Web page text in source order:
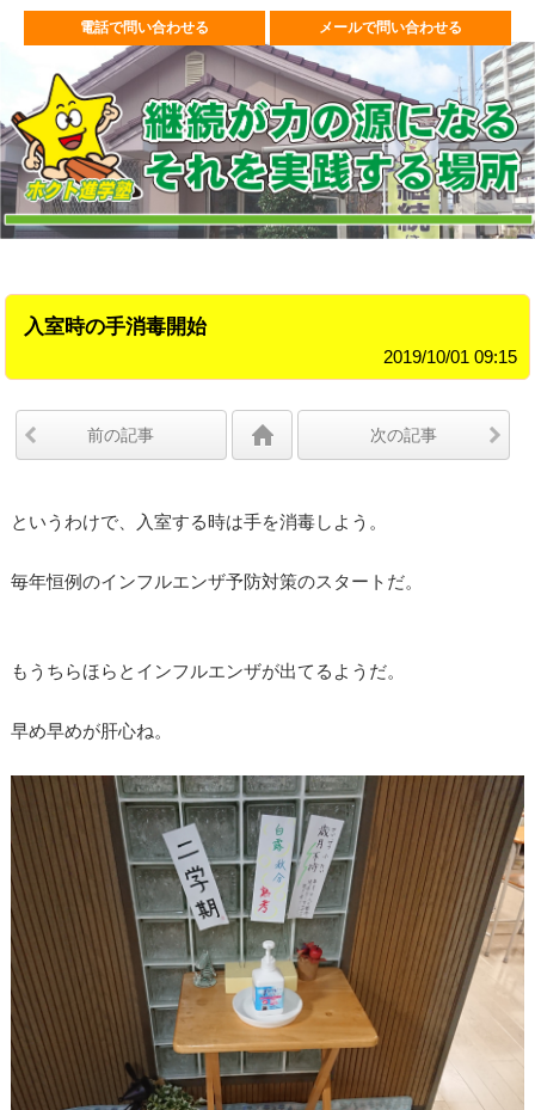
電話で問い合わせる メールで問い合わせる
入室時の手消毒開始
2019/10/01 09:15
前の記事 次の記事
というわけで、入室する時は手を消毒しよう。
毎年恒例のインフルエンザ予防対策のスタートだ。
もうちらほらとインフルエンザが出てるようだ。
早め早めが肝心ね。